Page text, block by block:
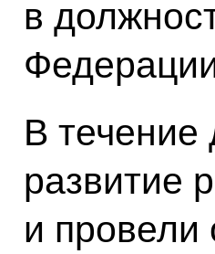
в
В течение
развитие
и провели